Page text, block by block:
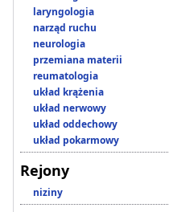
laryngologia
narząd ruchu
neurologia
przemiana materii
reumatologia
układ krążenia
układ nerwowy
układ oddechowy
układ pokarmowy
Rejony
niziny